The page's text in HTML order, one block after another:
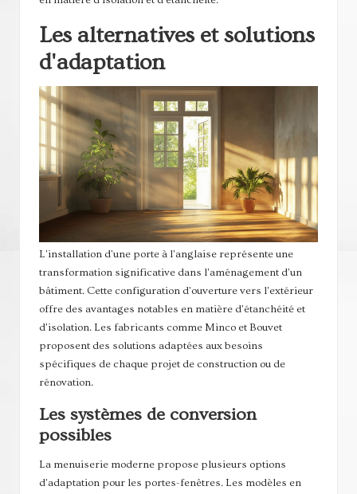
Les alternatives et solutions
d'adaptation
L'installation d'une porte à l'anglaise représente une
transformation significative dans l'aménagement d'un
bâtiment. Cette configuration d'ouverture vers l'extérieur
offre des avantages notables en matière d'étanchéité et
d'isolation. Les fabricants comme Minco et Bouvet
proposent des solutions adaptées aux besoins
spécifiques de chaque projet de construction ou de
rénovation.
Les systèmes de conversion
possibles
La menuiserie moderne propose plusieurs options
d'adaptation pour les portes-fenêtres. Les modèles en